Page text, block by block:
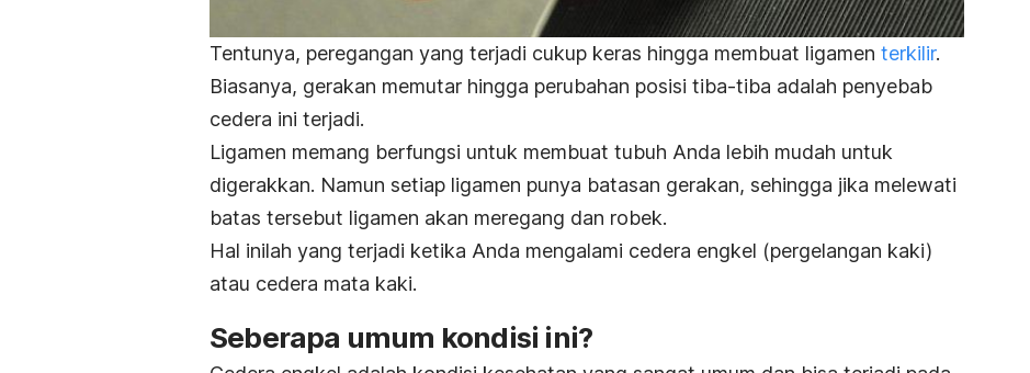
Tentunya, peregangan yang terjadi cukup keras hingga membuat ligamen terkilir.
Biasanya, gerakan memutar hingga perubahan posisi tiba-tiba adalah penyebab
cedera ini terjadi.
Ligamen memang berfungsi untuk membuat tubuh Anda lebih mudah untuk
digerakkan. Namun setiap ligamen punya batasan gerakan, sehingga jika melewati
batas tersebut ligamen akan meregang dan robek.
Hal inilah yang terjadi ketika Anda mengalami cedera engkel (pergelangan kaki)
atau cedera mata kaki.
Seberapa umum kondisi ini?